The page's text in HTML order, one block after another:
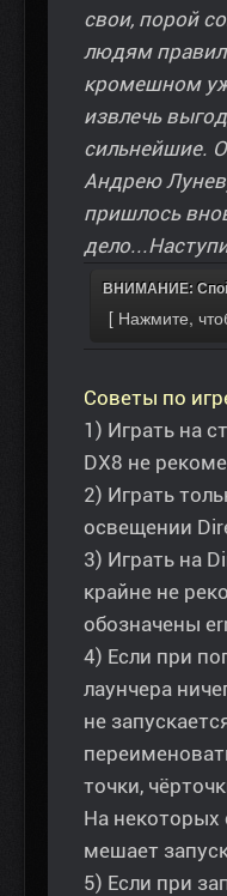
свои, порой
людям
кромешном
извлечь
сильнейшие.
Андрею
пришлось
ВНИМАНИЕ:
Советы по
1) Играть на
DX8 не
2) Играть
освещении
3) Играть на
крайне не
обозначены
4) Если при
лаунчера
не
точки,
На некоторых
мешает
5) Если при